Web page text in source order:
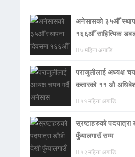
अनेसासको ३५औँ
१६६औँ साहित्यिक
७ महिना अगाडि
पराजुलीलाई अध्यक्ष
कतारको ११ औ
११ महिना अगाडि
स्रष्टाहरुको पदयात्रा
फुँयालगाउँ सम्म
१२ महिना अगाडि